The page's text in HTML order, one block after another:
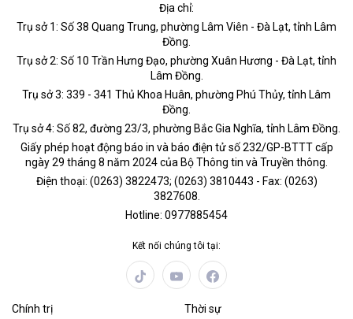
Địa chỉ:
Trụ sở 1: Số 38 Quang Trung, phường Lâm Viên - Đà Lạt, tỉnh Lâm
Đồng.
Trụ sở 2: Số 10 Trần Hưng Đạo, phường Xuân Hương - Đà Lạt, tỉnh
Lâm Đồng.
Trụ sở 3: 339 - 341 Thủ Khoa Huân, phường Phú Thủy, tỉnh Lâm
Đồng.
Trụ sở 4: Số 82, đường 23/3, phường Bắc Gia Nghĩa, tỉnh Lâm Đồng.
Giấy phép hoạt động báo in và báo điện tử số 232/GP-BTTT cấp
ngày 29 tháng 8 năm 2024 của Bộ Thông tin và Truyền thông.
Điện thoại: (0263) 3822473; (0263) 3810443 - Fax: (0263)
3827608.
Hotline: 0977885454
Kết nối chúng tôi tại:
Chính trị Thời sự